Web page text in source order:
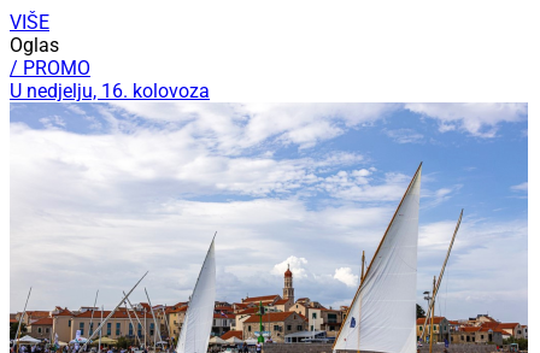
VIŠE
Oglas
/ PROMO
U nedjelju, 16. kolovoza